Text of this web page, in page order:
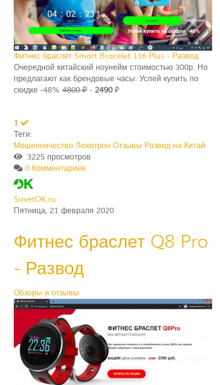
Фитнес браслет Smart Bracelet 116 Plus - Развод
Очередной китайский ноунейм стоимостью 300р. Но
предлагают как брендовые часы: Успей купить по
скидке -48%4800 ₽-2490₽
1
Теги:
Мошенничество Лохотрон Отзывы Развод на Китай
3225 просмотров
0 Комментариев
SovetOK.ru
Пятница, 21 февраля 2020
Фитнес браслет Q8 Pro
- Развод
Обзоры и отзывы